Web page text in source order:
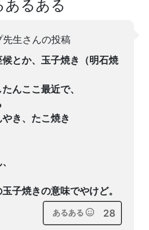
あるある
生さんの投稿
とか、玉子焼き（明石焼
んここ最近で、
き、たこ焼き
子焼きの意味でやけど。
あるある 28